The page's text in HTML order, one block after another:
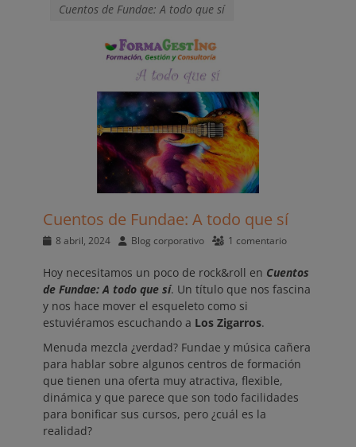
Cuentos de Fundae: A todo que sí
Cuentos de Fundae: A todo que sí
Publicado
8 abril, 2024 AutorBlog corporativo 1 comentario
Hoy necesitamos un poco de rock&roll en Cuentos
de Fundae: A todo que sí. Un título que nos fascina
y nos hace mover el esqueleto como si
estuviéramos escuchando a Los Zigarros.
Menuda mezcla ¿verdad? Fundae y música cañera
para hablar sobre algunos centros de formación
que tienen una oferta muy atractiva, flexible,
dinámica y que parece que son todo facilidades
para bonificar sus cursos, pero ¿cuál es la
realidad?